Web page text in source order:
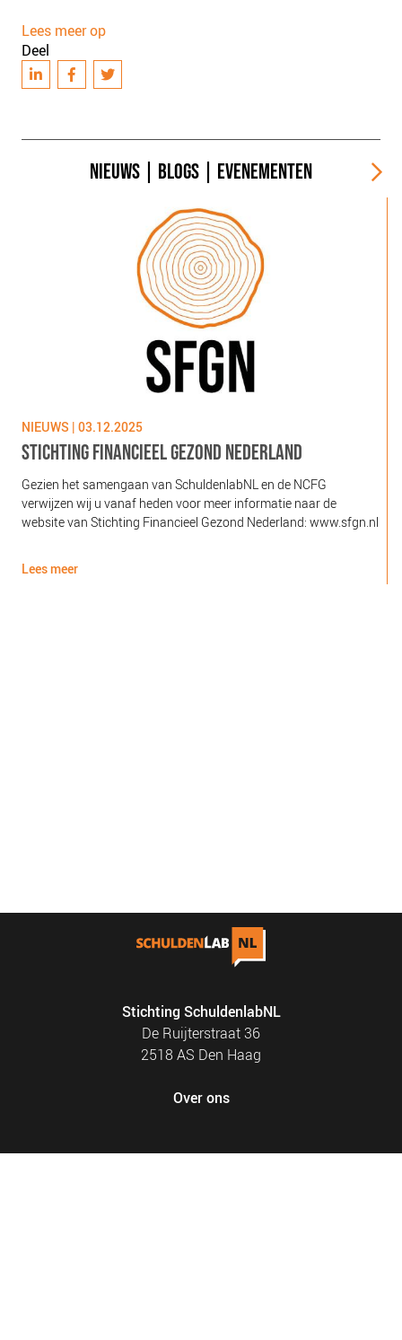
Lees meer op
Deel
NIEUWS BLOGS EVENEMENTEN
NIEUWS | 03.12.2025
STICHTING FINANCIEEL GEZOND NEDERLAND
Gezien het samengaan van SchuldenlabNL en de NCFG
verwijzen wij u vanaf heden voor meer informatie naar de
website van Stichting Financieel Gezond Nederland: www.sfgn.nl
Lees meer
Stichting SchuldenlabNL
De Ruijterstraat 36
2518 AS Den Haag
Over ons